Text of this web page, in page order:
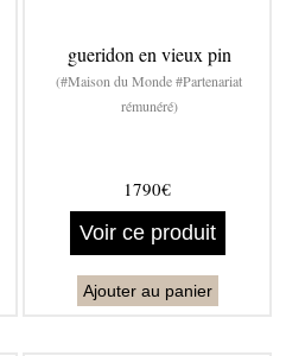
gueridon en vieux pin
(#Maison du Monde #Partenariat
rémunéré)
1790€
Voir ce produit
Ajouter au panier